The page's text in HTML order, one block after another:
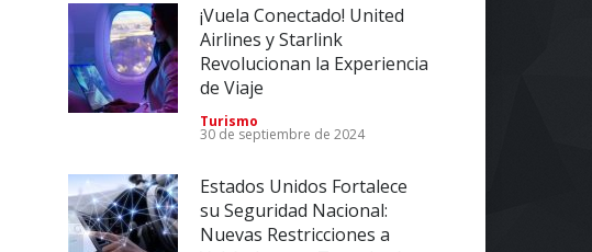
¡Vuela Conectado! United
Airlines y Starlink
Revolucionan la Experiencia
de Viaje
Turismo
30 de septiembre de 2024
Estados Unidos Fortalece
su Seguridad Nacional:
Nuevas Restricciones a